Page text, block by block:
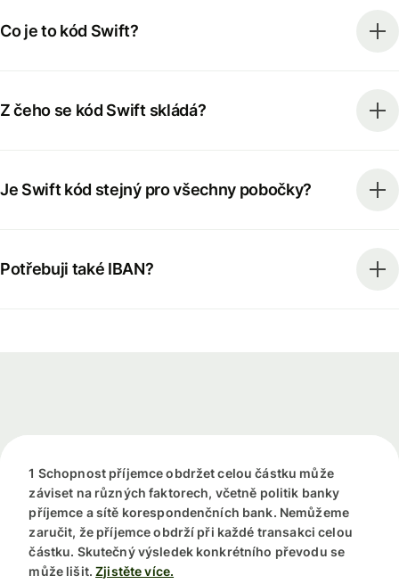
Co je to kód Swift?
Z čeho se kód Swift skládá?
Je Swift kód stejný pro všechny pobočky?
Potřebuji také IBAN?
1 Schopnost příjemce obdržet celou částku může
záviset na různých faktorech, včetně politik banky
příjemce a sítě korespondenčních bank. Nemůžeme
zaručit, že příjemce obdrží při každé transakci celou
částku. Skutečný výsledek konkrétního převodu se
může lišit. Zjistěte více.